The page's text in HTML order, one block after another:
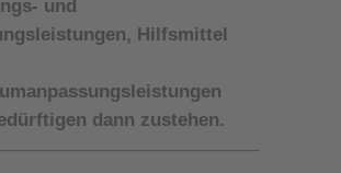
und
Hilfsmittel
dann zustehen.